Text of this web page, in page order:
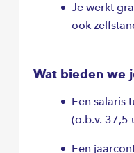
Je werkt
ook
Wat bieden we
Een salaris
(o.b.v. 37,5
Een